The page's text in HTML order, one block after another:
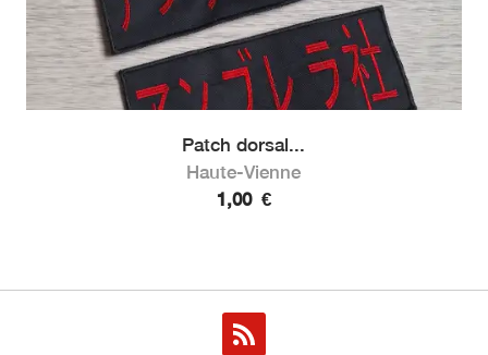
Patch dorsal...
Haute-Vienne
1,00 €